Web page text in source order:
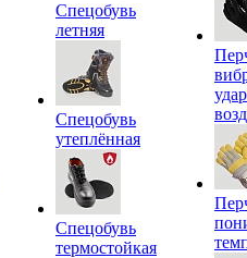
Спецобувь
летняя
Спецобувь
утеплённая
Спецобувь
термостойкая